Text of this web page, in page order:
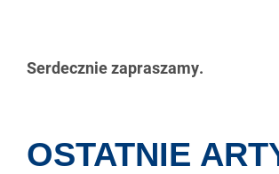
Serdecznie zapraszamy.
OSTATNIE